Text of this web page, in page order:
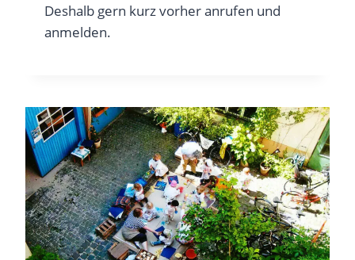
Deshalb gern kurz vorher anrufen und
anmelden.